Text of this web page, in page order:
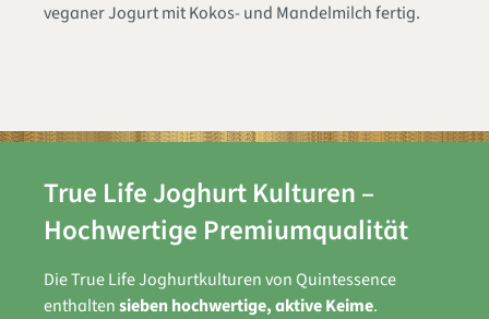
veganer Jogurt mit Kokos- und Mandelmilch fertig.
True Life Joghurt Kulturen –
Hochwertige Premiumqualität
Die True Life Joghurtkulturen von Quintessence
enthaltensieben hochwertige, aktive Keime.